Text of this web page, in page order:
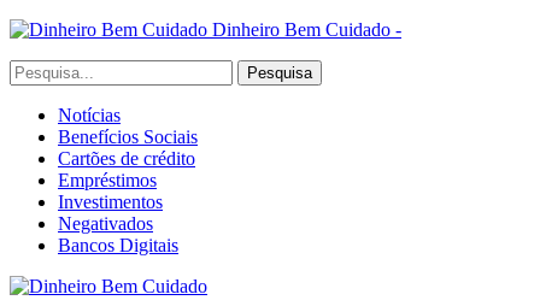
Dinheiro Bem Cuidado -
Notícias
Benefícios Sociais
Cartões de crédito
Empréstimos
Investimentos
Negativados
Bancos Digitais